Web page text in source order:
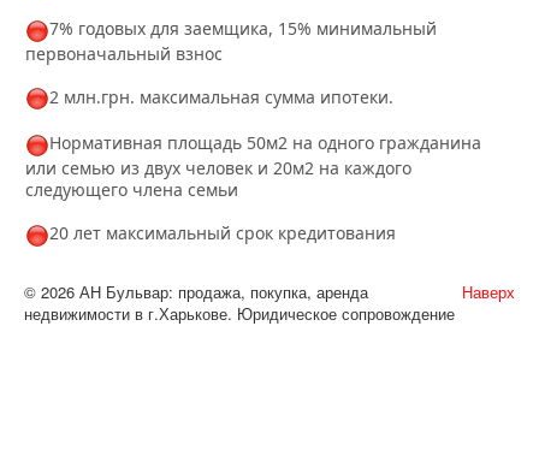
7% годовых для заемщика, 15% минимальный
первоначальный взнос
2 млн.грн. максимальная сумма ипотеки.
Нормативная площадь 50м2 на одного гражданина
или семью из двух человек и 20м2 на каждого
следующего члена семьи
20 лет максимальный срок кредитования
Наверх
© 2026 АН Бульвар: продажа, покупка, аренда
недвижимости в г.Харькове. Юридическое сопровождение